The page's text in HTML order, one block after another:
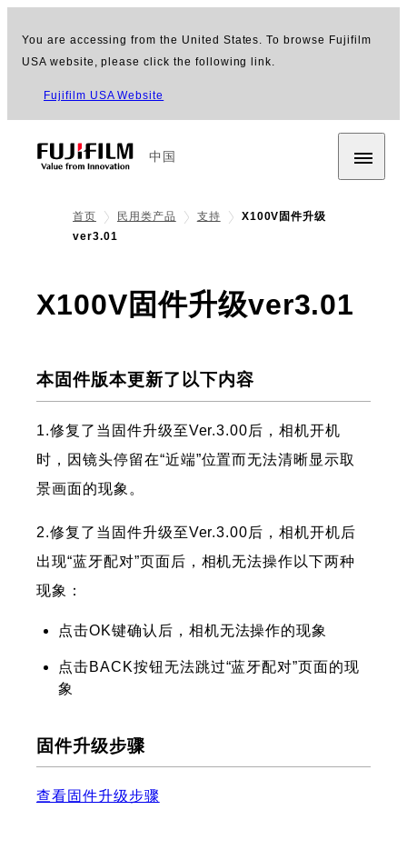
You are accessing from the United States. To browse Fujifilm
USA website, please click the following link.
Fujifilm USA Website
中国
首页 民用类产品 支持
X100V固件升级
ver3.01
X100V固件升级ver3.01
本固件版本更新了以下内容
1.修复了当固件升级至Ver.3.00后，相机开机
时，因镜头停留在“近端”位置而无法清晰显示取
景画面的现象。
2.修复了当固件升级至Ver.3.00后，相机开机后
出现“蓝牙配对”页面后，相机无法操作以下两种
现象：
点击OK键确认后，相机无法操作的现象
点击BACK按钮无法跳过“蓝牙配对”页面的现
象
固件升级步骤
查看固件升级步骤